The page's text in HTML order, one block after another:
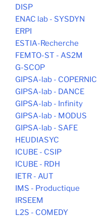
DISP
ENAC lab - SYSDYN
ERPI
ESTIA-Recherche
FEMTO-ST - AS2M
G-SCOP
GIPSA-lab - COPERNIC
GIPSA-lab - DANCE
GIPSA-lab - Infinity
GIPSA-lab - MODUS
GIPSA-lab - SAFE
HEUDIASYC
ICUBE - CSIP
ICUBE - RDH
IETR - AUT
IMS - Productique
IRSEEM
L2S - COMEDY